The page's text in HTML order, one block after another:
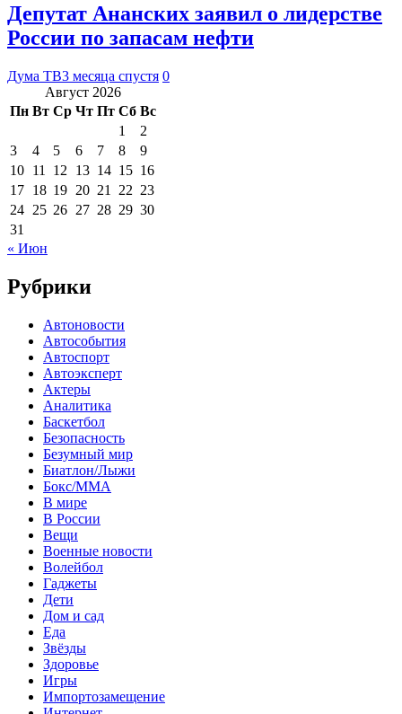
Депутат Ананских заявил о лидерстве
России по запасам нефти
Дума ТВ3 месяца спустя 0
Август 2026
Пн Вт Ср Чт Пт Сб Вс
1
2
3
4 5 6 7 8
9
10 11 12 13 14 15 16
17 18 19 20 21 22 23
24 25 26 27 28 29 30
31
« Июн
Рубрики
Автоновости
Автособытия
Автоспорт
Автоэксперт
Актеры
Аналитика
Баскетбол
Безопасность
Безумный мир
Биатлон/Лыжи
Бокс/MMA
В мире
В России
Вещи
Военные новости
Волейбол
Гаджеты
Дети
Дом и сад
Еда
Звёзды
Здоровье
Игры
Импортозамещение